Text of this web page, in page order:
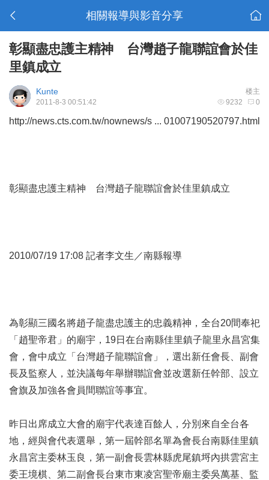
相關報導與影音分享
彰顯盡忠護主精神 台灣趙子龍聯誼會於佳
里鎮成立
楼主
Kunte
9232 0
2011-8-3 00:51:42
http://news.cts.com.tw/nownews/s ... 01007190520797.html
彰顯盡忠護主精神 台灣趙子龍聯誼會於佳里鎮成立
2010/07/19 17:08 記者李文生／南縣報導
為彰顯三國名將趙子龍盡忠護主的忠義精神，全台20間奉祀
「趙聖帝君」的廟宇，19日在台南縣佳里鎮子龍里永昌宮集
會，會中成立「台灣趙子龍聯誼會」，選出新任會長、副會
長及監察人，並決議每年舉辦聯誼會並改選新任幹部、設立
會旗及加強各會員間聯誼等事宜。
昨日出席成立大會的廟宇代表達百餘人，分別來自全台各
地，經與會代表選舉，第一屆幹部名單為會長台南縣佳里鎮
永昌宮主委林玉良，第一副會長雲林縣虎尾鎮埒內拱雲宮主
委王境棋、第二副會長台東市東凌宮聖帝廟主委吳萬基、監